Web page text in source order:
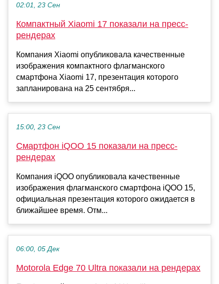
02:01, 23 Сен
Компактный Xiaomi 17 показали на пресс-
рендерах
Компания Xiaomi опубликовала качественные
изображения компактного флагманского
смартфона Xiaomi 17, презентация которого
запланирована на 25 сентября...
15:00, 23 Сен
Смартфон iQOO 15 показали на пресс-
рендерах
Компания iQOO опубликовала качественные
изображения флагманского смартфона iQOO 15,
официальная презентация которого ожидается в
ближайшее время. Отм...
06:00, 05 Дек
Motorola Edge 70 Ultra показали на рендерах